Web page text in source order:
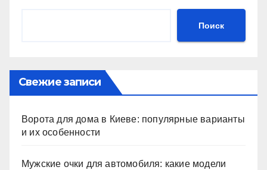
Поиск
Свежие записи
Ворота для дома в Киеве: популярные варианты
и их особенности
Мужские очки для автомобиля: какие модели